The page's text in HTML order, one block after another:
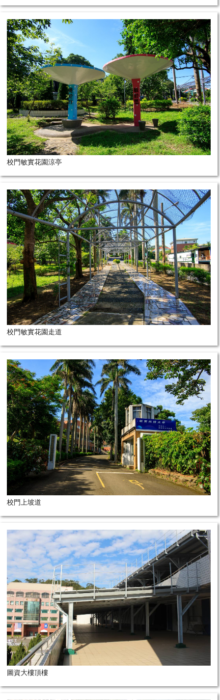
校門敏實花園涼亭
校門敏實花園走道
校門上坡道
圖資大樓頂樓